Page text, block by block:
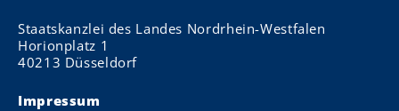
Staatskanzlei des Landes Nordrhein-Westfalen
Horionplatz 1
40213 Düsseldorf
Impressum